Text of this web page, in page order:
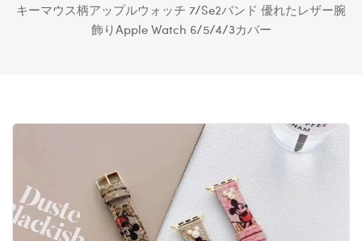
キーマウス柄アップルウォッチ 7/se2バンド 優れたレザー腕
飾りapple Watch 6/5/4/3カバー